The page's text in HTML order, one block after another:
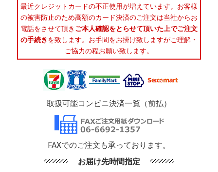
最近クレジットカードの不正使用が増えています。お客様
の被害防止のため高額のカード決済のご注文は当社からお
電話をさせて頂き ご本人確認をとらせて頂いた上でご注文
の手続きを致します。お手間をお掛け致しますがご理解・
ご協力の程お願い致します。
取扱可能コンビニ決済一覧（前払）
FAXでのご注文も承っております。
お届け先時間指定